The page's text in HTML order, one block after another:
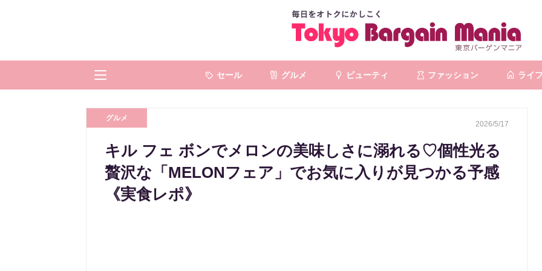
セール グルメ ビューティ ファッション ライフ
グルメ
2026/5/17
キル フェ ボンでメロンの美味しさに溺れる♡個性光る
贅沢な「MELONフェア」でお気に入りが見つかる予感
《実食レポ》